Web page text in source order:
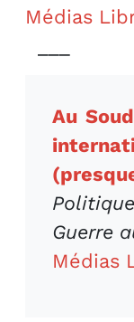
Médias
Au
Guerre
Médias